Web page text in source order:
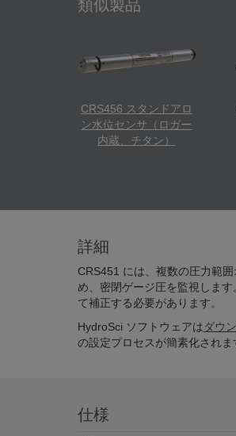
類似製品
CRS456 スタンドアロ
ン水位センサ（ロガー
内蔵、チタン）
詳細
CRS451 には、複数の圧力範
め、密閉ゲージ圧を監視しま
て補正する必要があります。
HydroSci ソフトウェアはダウ
の設定プロセスが簡素化され
仕様